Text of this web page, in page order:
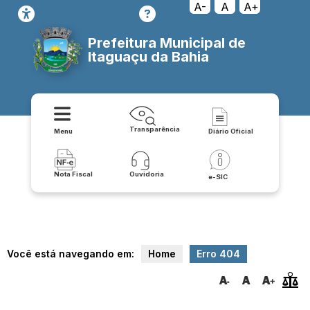
transparencia/saude/publicacoes/ A- A A+
Prefeitura Municipal de
Itaguaçu da Bahia
Menu Transparência Diário Oficial
Nota Fiscal Ouvidoria e-SIC
Você está navegando em: Home Erro 404